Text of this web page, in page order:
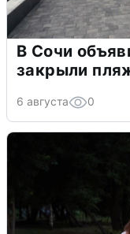
В Сочи
закрыли
6 августа 0